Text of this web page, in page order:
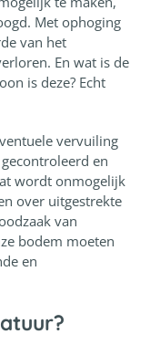
Met ophoging
van het
En wat is de
is deze? Echt
vervuiling
en
wordt onmogelijk
over uitgestrekte
van
bodem moeten
en